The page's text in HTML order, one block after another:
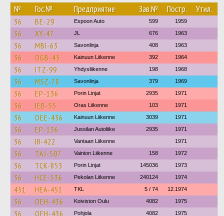
№ Гос.№ Предприятие Зав.№ Постр. Утил.
36 BE-29 Espoon Auto 599 1959
36 XY-47 JL 676 1963
36 MBI-63 Savonlinja 408 1963
36 OGB-45 Kainuun Liikenne 392 1964
36 ITZ-99 Yhdysliikenne 198 1968
36 MSZ-78 Savonlinja 379 1969
36 EP-136 Porin Linjat 2935 1971
36 IEB-55 Oras Liikenne 103 1971
36 OEE-436 Kainuun Liikenne 3039 1971
36 EP-136 Jussilan Autoliike 2935 1971
36 IR-422 Vantaan Liikenne 1971
36 TAJ-507 Vainion Liikenne 158 1972
36 TCK-853 Porin Linjat 145036 1973
36 HCE-536 Pekolan Liikenne 240124 1974
451 HEA-451 TKL 5 / 74 12.1974
36 OEH-436 Koiviston Oulu 4082 1975
36 OEH-436 Pohjola 4082 1975